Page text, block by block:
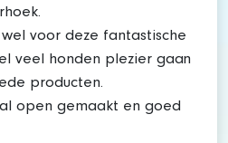
voor deze fantastische
veel honden plezier gaan
producten.
open gemaakt en goed